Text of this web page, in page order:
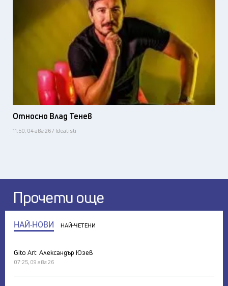
Относно Влад Тенев
11:50, 04 авг 26 / Idealisti
Прочети още
НАЙ-НОВИ НАЙ-ЧЕТЕНИ
Gito Art: Александър Юзев
07:25, 09 авг 26